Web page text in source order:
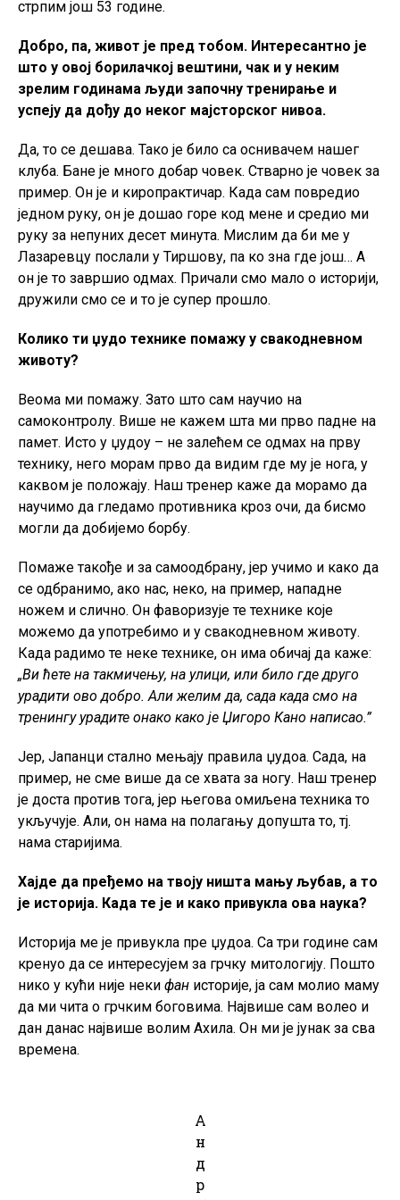
стрпим још 53 године.
Добро, па, живот је пред тобом. Интересантно је
што у овој борилачкој вештини, чак и у неким
зрелим годинама људи започну тренирање и
успеју да дођу до неког мајсторског нивоа.
Да, то се дешава. Тако је било са оснивачем нашег
клуба. Бане је много добар човек. Стварно је човек за
пример. Он је и киропрактичар. Када сам повредио
једном руку, он је дошао горе код мене и средио ми
руку за непуних десет минута. Мислим да би ме у
Лазаревцу послали у Тиршову, па ко зна где још… А
он је то завршио одмах. Причали смо мало о историји,
дружили смо се и то је супер прошло.
Колико ти џудо технике помажу у свакодневном
животу?
Веома ми помажу. Зато што сам научио на
самоконтролу. Више не кажем шта ми прво падне на
памет. Исто у џудоу – не залећем се одмах на прву
технику, него морам прво да видим где му је нога, у
каквом је положају. Наш тренер каже да морамо да
научимо да гледамо противника кроз очи, да бисмо
могли да добијемо борбу.
Помаже такође и за самоодбрану, јер учимо и како да
се одбранимо, ако нас, неко, на пример, нападне
ножем и слично. Он фаворизује те технике које
можемо да употребимо и у свакодневном животу.
Када радимо те неке технике, он има обичај да каже:
„Ви ћете на такмичењу, на улици, или било где друго
урадити ово добро. Али желим да, сада када смо на
тренингу урадите онако како је Џигоро Кано написао.”
Јер, Јапанци стално мењају правила џудоа. Сада, на
пример, не сме више да се хвата за ногу. Наш тренер
је доста против тога, јер његова омиљена техника то
укључује. Али, он нама на полагању допушта то, тј.
нама старијима.
Хајде да пређемо на твоју ништа мању љубав, а то
је историја. Када те је и како привукла ова наука?
Историја ме је привукла пре џудоа. Са три године сам
кренуо да се интересујем за грчку митологију. Пошто
нико у кући није неки фан историје, ја сам молио маму
да ми чита о грчким боговима. Највише сам волео и
дан данас највише волим Ахила. Он ми је јунак за сва
времена.
А
н
д
р